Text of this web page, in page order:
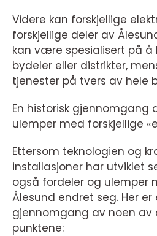
Videre kan forskjellige
forskjellige deler av
kan være spesialisert på
bydeler eller distrikter,
tjenester på tvers av hele
En historisk gjennomgang
ulemper med forskjellige
Ettersom teknologien og
installasjoner har utviklet
også fordeler og ulemper
Ålesund endret seg. Her er
gjennomgang av noen av
punktene: